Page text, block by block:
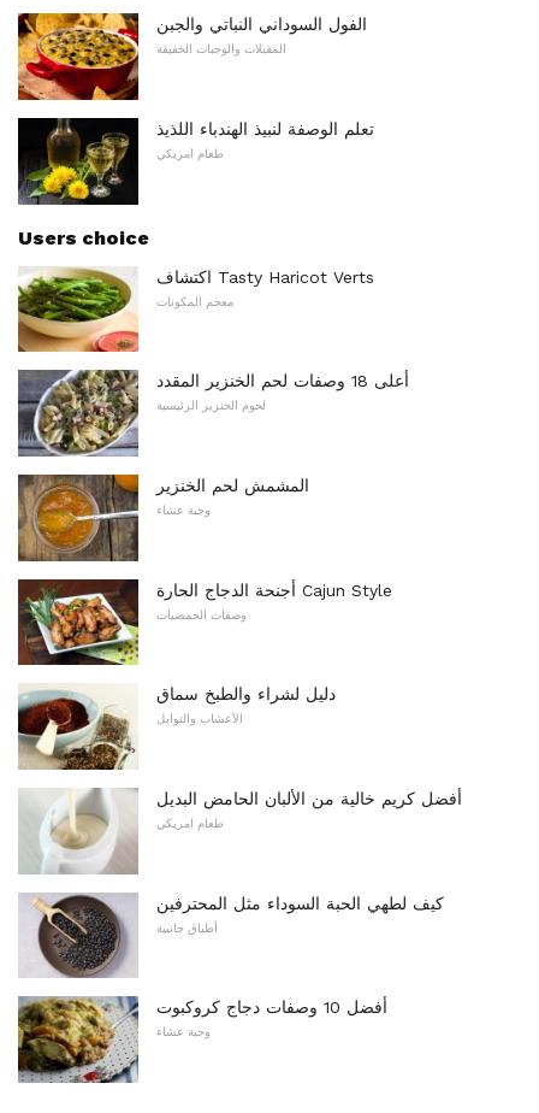
الفول السوداني النباتي والجبن
المقبلات والوجبات الخفيفة
تعلم الوصفة لنبيذ الهندباء اللذيذ
طعام امريكي
Users choice
اكتشاف Tasty Haricot Verts
معجم المكونات
أعلى 18 وصفات لحم الخنزير المقدد
لحوم الخنزير الرئيسية
المشمش لحم الخنزير
وجبة عشاء
أجنحة الدجاج الحارة Cajun Style
وصفات الحمضيات
دليل لشراء والطبخ سماق
الأعشاب والتوابل
أفضل كريم خالية من الألبان الحامض البديل
طعام امريكي
كيف لطهي الحبة السوداء مثل المحترفين
أطباق جانبية
أفضل 10 وصفات دجاج كروكبوت
وجبة عشاء